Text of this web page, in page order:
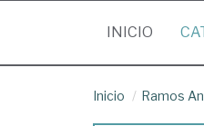
INICIO
Inicio Ramos